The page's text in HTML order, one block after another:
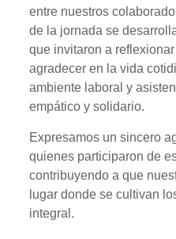
entre nuestros
de la jornada se
que invitaron a
agradecer en la vida
ambiente laboral y
empático y solidario.
Expresamos un sincero
quienes participaron de
contribuyendo a que
lugar donde se cultivan
integral.